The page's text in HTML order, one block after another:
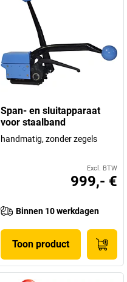
Span- en sluitapparaat
voor staalband
handmatig, zonder zegels
Excl. BTW
999,- €
Binnen 10 werkdagen
Toon product